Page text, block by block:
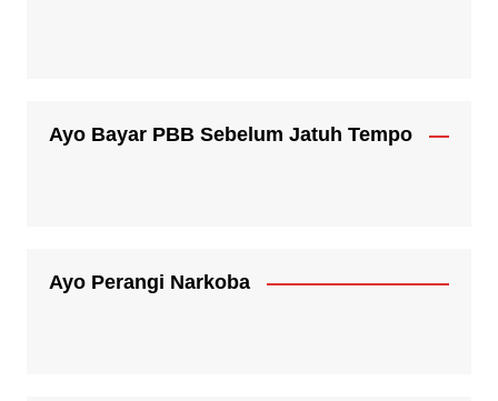
Ayo Bayar PBB Sebelum Jatuh Tempo
Ayo Perangi Narkoba